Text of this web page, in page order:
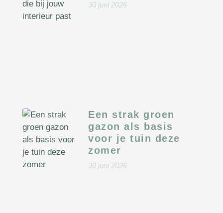
30 juni 2026
Een strak groen
gazon als basis
voor je tuin deze
zomer
30 juni 2026